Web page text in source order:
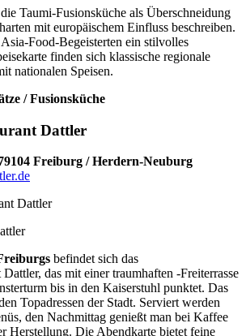
Taumi-Fusionsküche als Überschneidung
mit europäischem Einfluss beschreiben.
Food-Begeisterten ein stilvolles
finden sich klassische regionale
nationalen Speisen.
/ Fusionsküche
Dattler
Freiburg / Herdern-Neuburg
befindet sich das
Dattler, das mit einer traumhaften -Freiterrasse
bis in den Kaiserstuhl punktet. Das
Topadressen der Stadt. Serviert werden
den Nachmittag genießt man bei Kaffee
Herstellung. Die Abendkarte bietet feine